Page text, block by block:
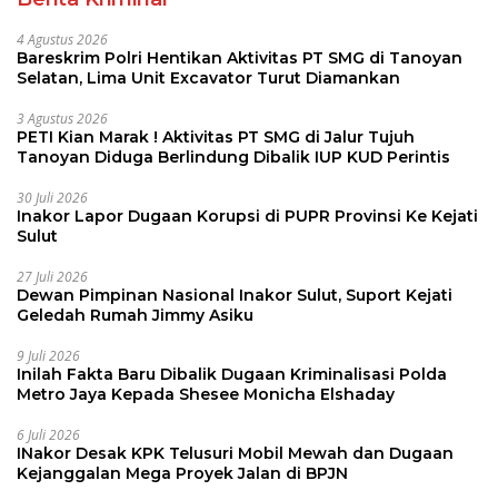
4 Agustus 2026
Bareskrim Polri Hentikan Aktivitas PT SMG di Tanoyan
Selatan, Lima Unit Excavator Turut Diamankan
3 Agustus 2026
PETI Kian Marak ! Aktivitas PT SMG di Jalur Tujuh
Tanoyan Diduga Berlindung Dibalik IUP KUD Perintis
30 Juli 2026
Inakor Lapor Dugaan Korupsi di PUPR Provinsi Ke Kejati
Sulut
27 Juli 2026
Dewan Pimpinan Nasional Inakor Sulut, Suport Kejati
Geledah Rumah Jimmy Asiku
9 Juli 2026
Inilah Fakta Baru Dibalik Dugaan Kriminalisasi Polda
Metro Jaya Kepada Shesee Monicha Elshaday
6 Juli 2026
INakor Desak KPK Telusuri Mobil Mewah dan Dugaan
Kejanggalan Mega Proyek Jalan di BPJN